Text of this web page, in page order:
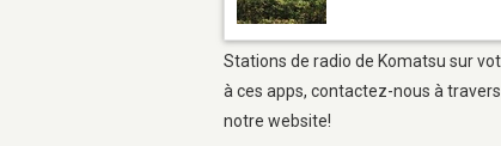
Stations de radio de Komatsu sur
à ces apps, contactez-nous à
notre website!